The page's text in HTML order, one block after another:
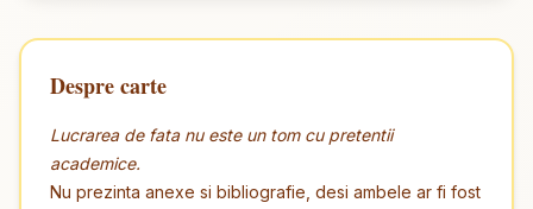
Despre carte
Lucrarea de fata nu este un tom cu pretentii
academice.
Nu prezinta anexe si bibliografie, desi ambele ar fi fost